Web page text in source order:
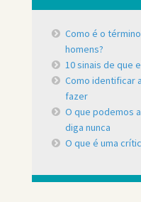
Como é o
homens?
10 sinais de que
Como identificar
fazer
O que podemos
diga nunca
O que é uma